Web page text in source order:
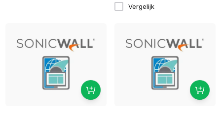
Vergelijk